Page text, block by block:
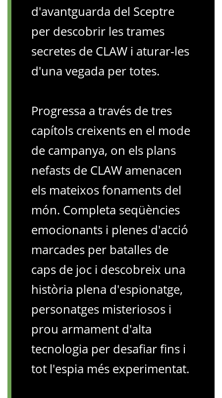
d'avantguarda del Sceptre
per descobrir les trames
secretes de CLAW i aturar-les
d'una vegada per totes.
Progressa a través de tres
capítols creixents en el mode
de campanya, on els plans
nefasts de CLAW amenacen
els mateixos fonaments del
món. Completa seqüències
emocionants i plenes d'acció
marcades per batalles de
caps de joc i descobreix una
història plena d'espionatge,
personatges misteriosos i
prou armament d'alta
tecnologia per desafiar fins i
tot l'espia més experimentat.